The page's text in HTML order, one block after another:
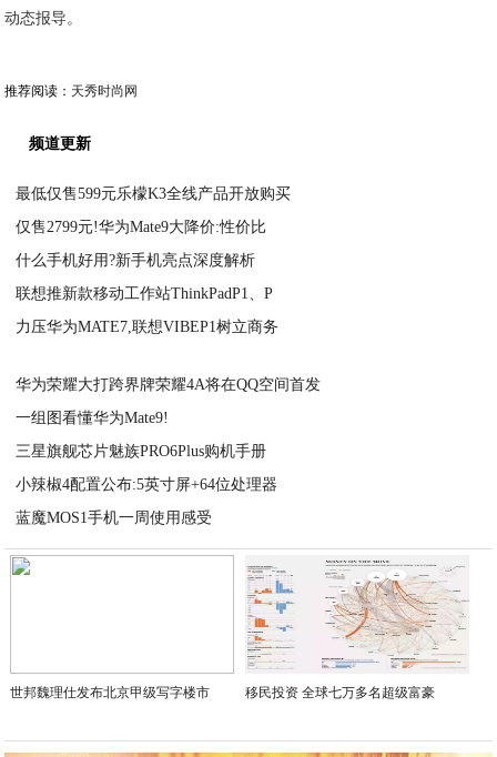
动态报导。
推荐阅读： 天秀时尚网
频道更新
最低仅售599元乐檬K3全线产品开放购买
仅售2799元!华为Mate9大降价:性价比
什么手机好用?新手机亮点深度解析
联想推新款移动工作站ThinkPadP1、P
力压华为MATE7,联想VIBEP1树立商务
华为荣耀大打跨界牌荣耀4A将在QQ空间首发
一组图看懂华为Mate9!
三星旗舰芯片魅族PRO6Plus购机手册
小辣椒4配置公布:5英寸屏+64位处理器
蓝魔MOS1手机一周使用感受
2020-09-16
世邦魏理仕发布北京甲级写字楼市 移民投资 全球七万多名超级富豪